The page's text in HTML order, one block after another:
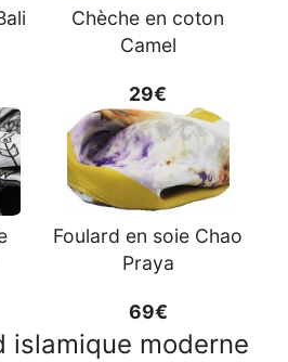
Chèche en coton
Camel
29€
Foulard en soie Chao
Praya
69€
islamique moderne